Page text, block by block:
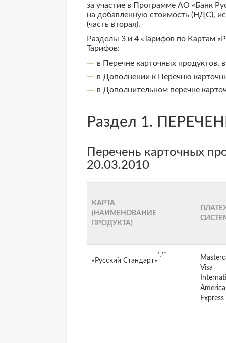
за участие в Программе АО «Банк
на добавленную стоимость (НДС),
(часть вторая).
Разделы 3 и 4 «Тарифов по Картам
Тарифов:
в Перечне карточных продуктов,
в Дополнении к Перечню
в Дополнительном перечне
Раздел 1.
Перечень карточных
20.03.2010
КАРТА
(НАИМЕНОВАНИЕ
ПРОДУКТА)
«Русский Стандарт»
*,**
Visa
Express